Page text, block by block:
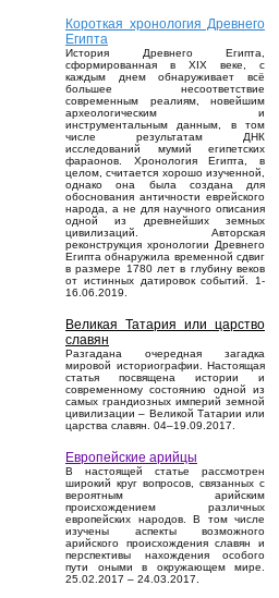
Короткая хронология Древнего
Египта
История Древнего Египта,
сформированная в XIX веке, с
каждым днем обнаруживает всё
большее несоответствие
современным реалиям, новейшим
археологическим и
инструментальным данным, в том
числе результатам ДНК
исследований мумий египетских
фараонов. Хронология Египта, в
целом, считается хорошо изученной,
однако она была создана для
обоснования античности еврейского
народа, а не для научного описания
одной из древнейших земных
цивилизаций. Авторская
реконструкция хронологии Древнего
Египта обнаружила временной сдвиг
в размере 1780 лет в глубину веков
от истинных датировок событий. 1-
16.06.2019.
Великая Татария или царство
славян
Разгадана очередная загадка
мировой историографии. Настоящая
статья посвящена истории и
современному состоянию одной из
самых грандиозных империй земной
цивилизации – Великой Татарии или
царства славян. 04–19.09.2017.
Европейские арийцы
В настоящей статье рассмотрен
широкий круг вопросов, связанных с
вероятным арийским
происхождением различных
европейских народов. В том числе
изучены аспекты возможного
арийского происхождения славян и
перспективы нахождения особого
пути оными в окружающем мире.
25.02.2017 – 24.03.2017.